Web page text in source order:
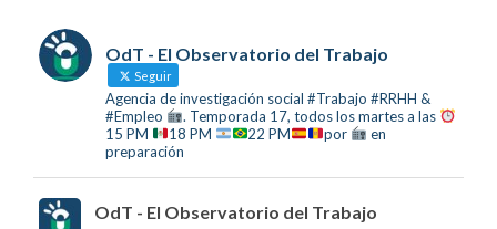
OdT - El Observatorio del Trabajo
Seguir
Agencia de investigación social #Trabajo #RRHH &
#Empleo
. Temporada 17, todos los martes a las
15 PM
18 PM 22 PM por
en
preparación
OdT - El Observatorio del Trabajo